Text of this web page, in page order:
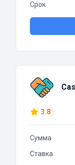
Срок
3.8
Сумма
Ставка